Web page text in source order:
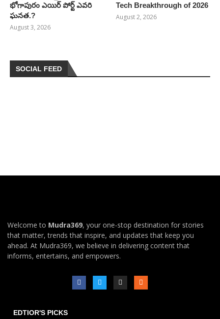
భోగాపురం ఎయిర్ పోర్ట్ ఎవరి
ఘనత.?
August 3, 2026
Tech Breakthrough of 2026
August 2, 2026
SOCIAL FEED
Welcome to Mudra369, your one-stop destination for stories
that matter, trends that inspire, and updates that keep you
ahead. At Mudra369, we believe in delivering content that
informs, entertains, and empowers.
EDTIOR'S PICKS